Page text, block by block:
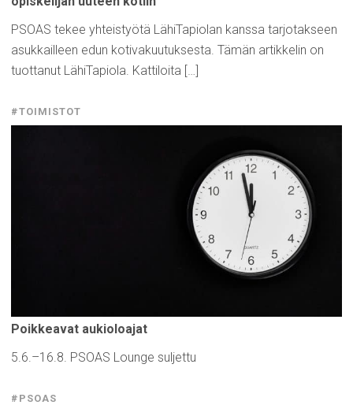
PSOAS tekee yhteistyötä LähiTapiolan kanssa tarjotakseen
asukkailleen edun kotivakuutuksesta. Tämän artikkelin on
tuottanut LähiTapiola. Kattiloita […]
#TOIMISTOT
Poikkeavat aukioloajat
5.6.–16.8. PSOAS Lounge suljettu
#PSOAS